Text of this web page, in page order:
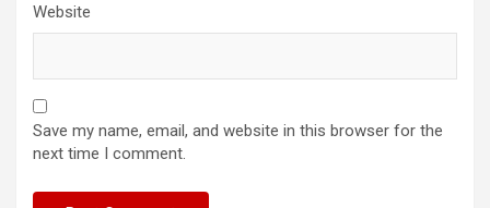
Website
Save my name, email, and website in this browser for the
next time I comment.